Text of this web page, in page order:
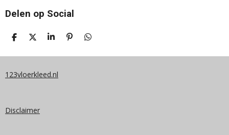
Delen op Social
D
L
N
D
E
S
A
E
P
N
D
L
123vloerkleed.nl
Disclaimer